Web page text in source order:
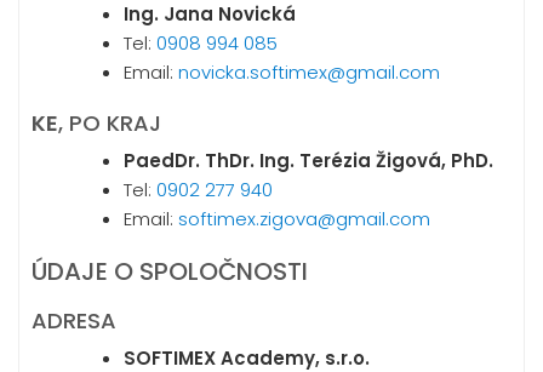
Ing. Jana Novická
Tel: 0908 994 085
Email: novicka.softimex@gmail.com
KE, PO KRAJ
PaedDr. ThDr. Ing. Terézia Žigová, PhD.
Tel: 0902 277 940
Email: softimex.zigova@gmail.com
ÚDAJE O SPOLOČNOSTI
ADRESA
SOFTIMEX Academy, s.r.o.